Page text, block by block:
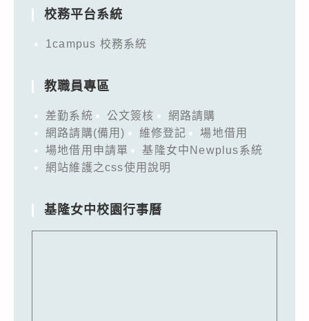
校務平台系統
1campus 校務系統
教職員專區
差勤系統 公文簽核
網路請購
網路請購(備用)
維修登記
場地借用
場地借用申請單
基隆女中Newplus系統
網站維護之css使用說明
基隆女中校園行事曆